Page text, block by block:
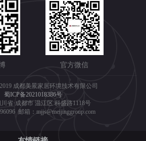
官方微信
成都美景家居环境技术有限公司
蜀ICP备2021018386号
省·成都市 温江区 科盛路1118号
邮箱：mjjs@meijinggroup.com